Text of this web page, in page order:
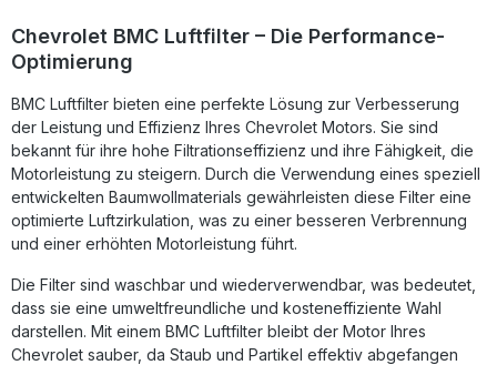
steht für maximale Qualität, Langlebigkeit und
Performance.Für die Herstellung werden nur hochwertige
Materialien wie legiertes Metallgewebe mit
Baumwollgewebe sorgt für hervorragende Filterleistung
bei gleichzeitig optimaler Luftdurchlässigkeit. Diese
Konstruktion gewährleistet nicht nur mehr Power, sondern
auch eine längere Lebensdauer im Vergleich zu
herkömmlichen Filtern. Erhöhter Luftdurchsatz für
verbesserte Motorleistung Full-Moulding-Technologie aus
der Formel-1 entwickelt Hochwertige Materialien für
maximale Haltbarkeit Wiederverwendbar und einfach zu
Lieferumfang: 1x BMC Performance Luftfilter FB996/08
Montagehinweise
Chevrolet BMC Luftfilter – Die Performance-
Optimierung
BMC Luftfilter bieten eine perfekte Lösung zur Verbesserung
der Leistung und Effizienz Ihres Chevrolet Motors. Sie sind
bekannt für ihre hohe Filtrationseffizienz und ihre Fähigkeit, die
Motorleistung zu steigern. Durch die Verwendung eines speziell
entwickelten Baumwollmaterials gewährleisten diese Filter eine
optimierte Luftzirkulation, was zu einer besseren Verbrennung
und einer erhöhten Motorleistung führt.
Die Filter sind waschbar und wiederverwendbar, was bedeutet,
dass sie eine umweltfreundliche und kosteneffiziente Wahl
darstellen. Mit einem BMC Luftfilter bleibt der Motor Ihres
Chevrolet sauber, da Staub und Partikel effektiv abgefangen